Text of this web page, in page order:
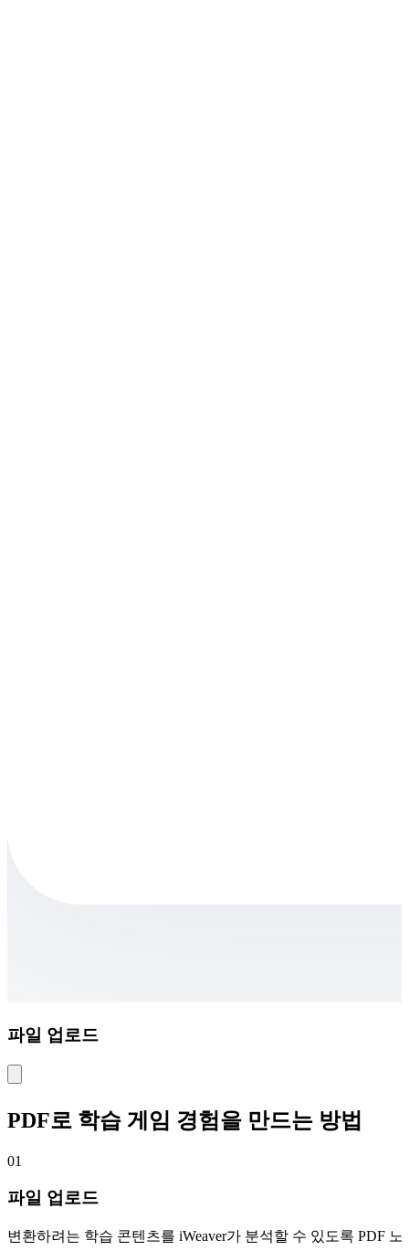
파일 업로드
PDF로 학습 게임 경험을 만드는 방법
01
파일 업로드
변환하려는 학습 콘텐츠를 iWeaver가 분석할 수 있도록 PDF